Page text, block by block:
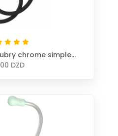
chrome simple
DZD